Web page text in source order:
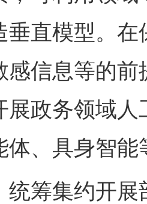
垂直模型。
感信息等的
展政务领域
体、具身智能
筹集约开展